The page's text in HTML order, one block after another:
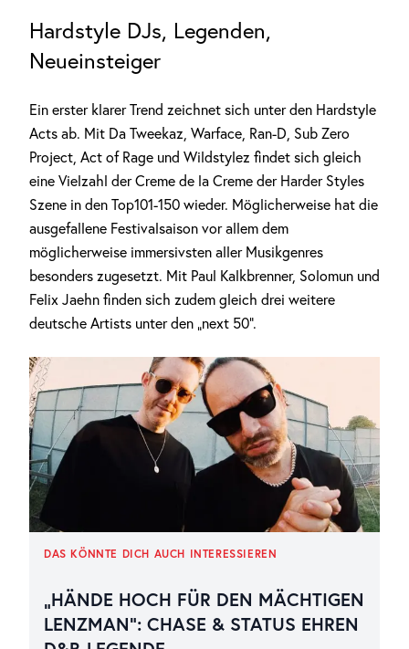
Hardstyle DJs, Legenden,
Neueinsteiger
Ein erster klarer Trend zeichnet sich unter den Hardstyle
Acts ab. Mit Da Tweekaz, Warface, Ran-D, Sub Zero
Project, Act of Rage und Wildstylez findet sich gleich
eine Vielzahl der Creme de la Creme der Harder Styles
Szene in den Top101-150 wieder. Möglicherweise hat die
ausgefallene Festivalsaison vor allem dem
möglicherweise immersivsten aller Musikgenres
besonders zugesetzt. Mit Paul Kalkbrenner, Solomun und
Felix Jaehn finden sich zudem gleich drei weitere
deutsche Artists unter den „next 50“.
DAS KÖNNTE DICH AUCH INTERESSIEREN
„HÄNDE HOCH FÜR DEN MÄCHTIGEN
LENZMAN“: CHASE & STATUS EHREN